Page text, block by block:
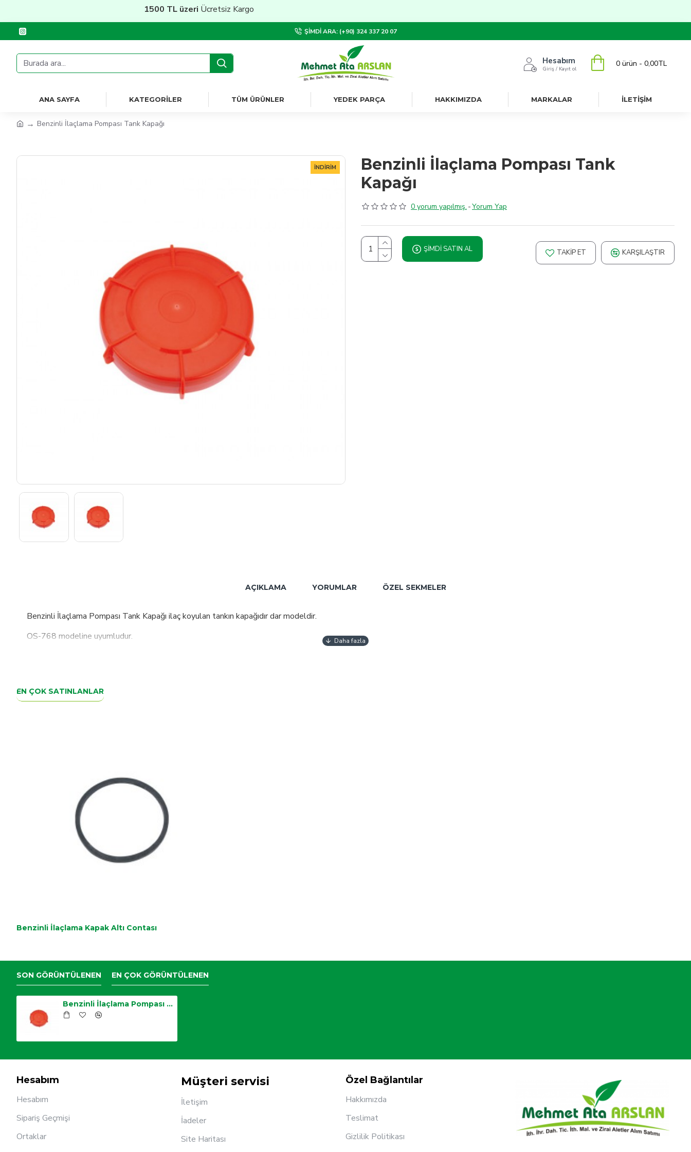
1500 TL üzeriÜcretsiz Kargo
ŞIMDI ARA: (+90) 324 337 20 07
Hesabım
Giriş / Kayıt ol
0 ürün - 0,00TL
ANA SAYFA KATEGORILER TÜM ÜRÜNLER YEDEK PARÇA HAKKIMIZDA MARKALAR İLETİŞİM
Benzinli İlaçlama Pompası Tank Kapağı
İNDIRIM
Benzinli İlaçlama Pompası Tank
Kapağı
0 yorum yapılmış. -Yorum Yap
ŞIMDI SATIN AL TAKIP ET KARŞILAŞTIR
AÇIKLAMA YORUMLAR ÖZEL SEKMELER
Benzinli İlaçlama Pompası Tank Kapağı ilaç koyulan tankın kapağıdır dar modeldir.
OS-768 modeline uyumludur.
EN ÇOK SATINLANLAR
Benzinli İlaçlama Kapak Altı Contası
SON GÖRÜNTÜLENEN EN ÇOK GÖRÜNTÜLENEN
Benzinli İlaçlama Pompası Tank Kapağı
Hesabım
Hesabım
Sipariş Geçmişi
Ortaklar
Müşteri servisi
İletişim
İadeler
Site Haritası
Özel Bağlantılar
Hakkımızda
Teslimat
Gizlilik Politikası